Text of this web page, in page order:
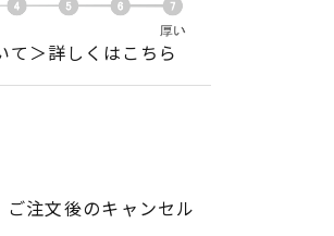
て＞詳しくはこちら
注文後のキャンセル